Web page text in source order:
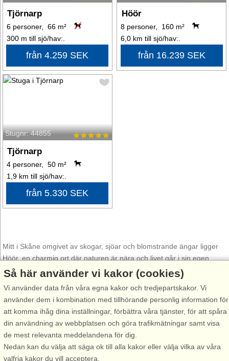
Tjörnarp
6 personer, 66 m²
300 m till sjö/hav:.
från 4.259 SEK
Höör
8 personer, 160 m²
6,0 km till sjö/hav:.
från 16.239 SEK
Stugnr: 44855
Tjörnarp
4 personer, 50 m²
1,9 km till sjö/hav:.
från 5.330 SEK
Mitt i Skåne omgivet av skogar, sjöar och blomstrande ängar ligger
Höör, en charmig ort där naturen är nära och livet går i sin egen
lugna takt. Här möts historia, kultur och fantastisk natur, vilket gör
Höör till en idealisk plats för den som söker ro, äventyr och genuin
Här kommer naturälskaren att stortrivas. Utforska de gröna
skogarna, vandra längs de vackra sjöarna som Väddöviken och
Björka sjö, eller njut av en stilla båttur på Övrekjäla sjö.
Tykarpsgrottan och Söderåsen bjuder på imponerande
Så här använder vi kakor (cookies)
Vi använder data från våra egna kakor och tredjepartskakor. Vi
använder dem i kombination med tillhörande personlig information för
att komma ihåg dina inställningar, förbättra våra tjänster, för att spåra
din användning av webbplatsen och göra trafikmätningar samt visa
de mest relevanta meddelandena för dig.
Nedan kan du välja att säga ok till alla kakor eller välja vilka av våra
valfria kakor du vill acceptera.